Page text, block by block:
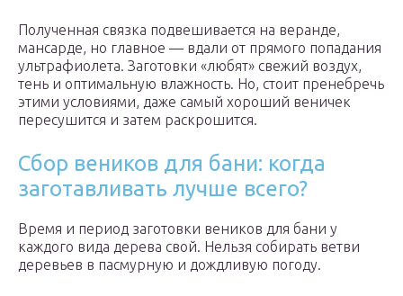
Полученная связка подвешивается на веранде,
мансарде, но главное — вдали от прямого попадания
ультрафиолета. Заготовки «любят» свежий воздух,
тень и оптимальную влажность. Но, стоит пренебречь
этими условиями, даже самый хороший веничек
пересушится и затем раскрошится.
Сбор веников для бани: когда
заготавливать лучше всего?
Время и период заготовки веников для бани у
каждого вида дерева свой. Нельзя собирать ветви
деревьев в пасмурную и дождливую погоду.